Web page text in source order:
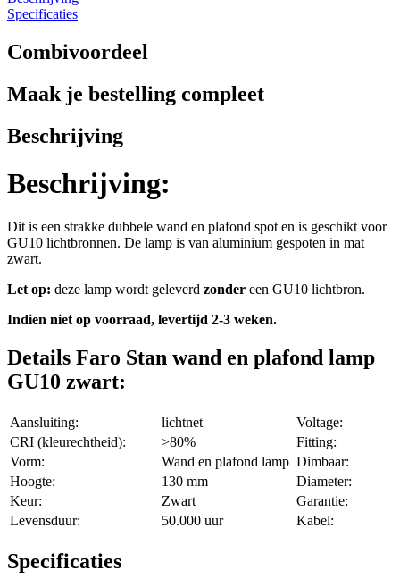
Specificaties
Combivoordeel
Maak je bestelling compleet
Beschrijving
Beschrijving:
Dit is een strakke dubbele wand en plafond spot en is geschikt voor
GU10 lichtbronnen. De lamp is van aluminium gespoten in mat
zwart.
Let op: deze lamp wordt geleverd zonder een GU10 lichtbron.
Indien niet op voorraad, levertijd 2-3 weken.
Details Faro Stan wand en plafond lamp
GU10 zwart:
Aansluiting: lichtnet
Voltage:
CRI (kleurechtheid):
>80%
Fitting:
Vorm:
Wand en plafond lamp Dimbaar:
Hoogte:
130 mm
Diameter:
Keur:
Zwart
Garantie:
Levensduur:
50.000 uur Kabel:
Specificaties